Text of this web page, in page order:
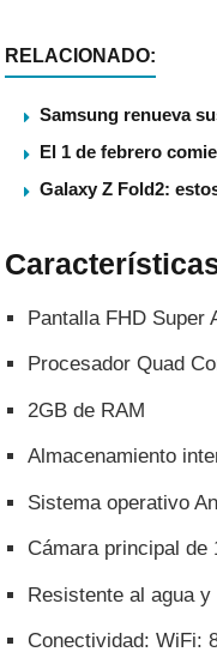
RELACIONADO:
Samsung renueva
El 1 de febrero
Galaxy Z Fold2:
Pantalla FHD Super
Procesador Quad
2GB de RAM
Almacenamiento
Sistema operativo
Cámara principal de
Resistente al agua
Conectividad: WiFi: